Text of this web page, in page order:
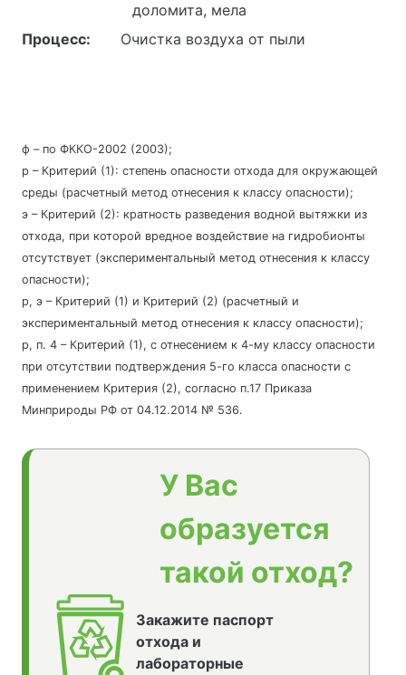
доломита, мела
Процесс:
Очистка воздуха от пыли
ф – по ФККО-2002 (2003);
р – Критерий (1): степень опасности отхода для окружающей
среды (расчетный метод отнесения к классу опасности);
э – Критерий (2): кратность разведения водной вытяжки из
отхода, при которой вредное воздействие на гидробионты
отсутствует (экспериментальный метод отнесения к классу
опасности);
р, э – Критерий (1) и Критерий (2) (расчетный и
экспериментальный метод отнесения к классу опасности);
р, п. 4 – Критерий (1), с отнесением к 4-му классу опасности
при отсутствии подтверждения 5-го класса опасности с
применением Критерия (2), согласно п.17 Приказа
Минприроды РФ от 04.12.2014 № 536.
У Вас
образуется
такой отход?
Закажите паспорт
отхода и
лабораторные